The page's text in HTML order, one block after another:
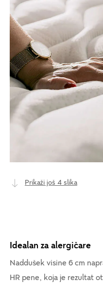
Prikaži još 4 slika
Idealan za alergičare
Naddušek visine 6 cm
HR pene, koja je rezultat